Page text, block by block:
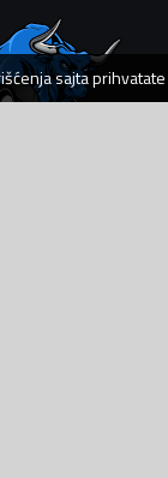
sajta prihvatate